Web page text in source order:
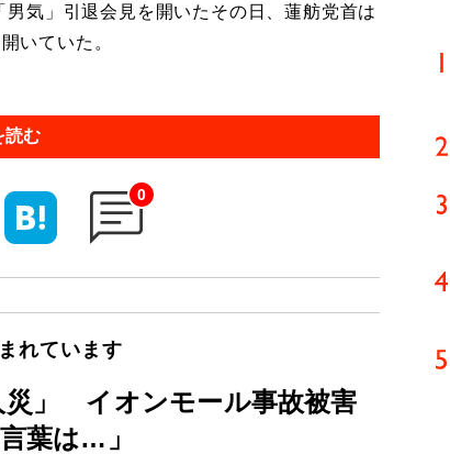
気」引退会見を開いたその日、蓮舫党首は
いていた。
読む
0
れています
災」 イオンモール事故被害
葉は…」